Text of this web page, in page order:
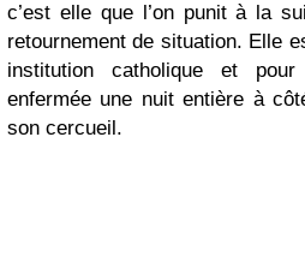
c’est elle que l’on punit à la
retournement de situation. Elle
institution catholique et
enfermée une nuit entière à
son cercueil.